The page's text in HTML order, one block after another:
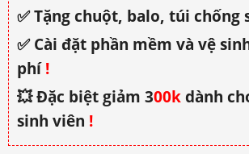
✅ Tặng chuột, balo, túi chống
✅ Cài đặt phần mềm và vệ
phí!
💥 Đặc biệt giảm 300kdành
sinh viên !